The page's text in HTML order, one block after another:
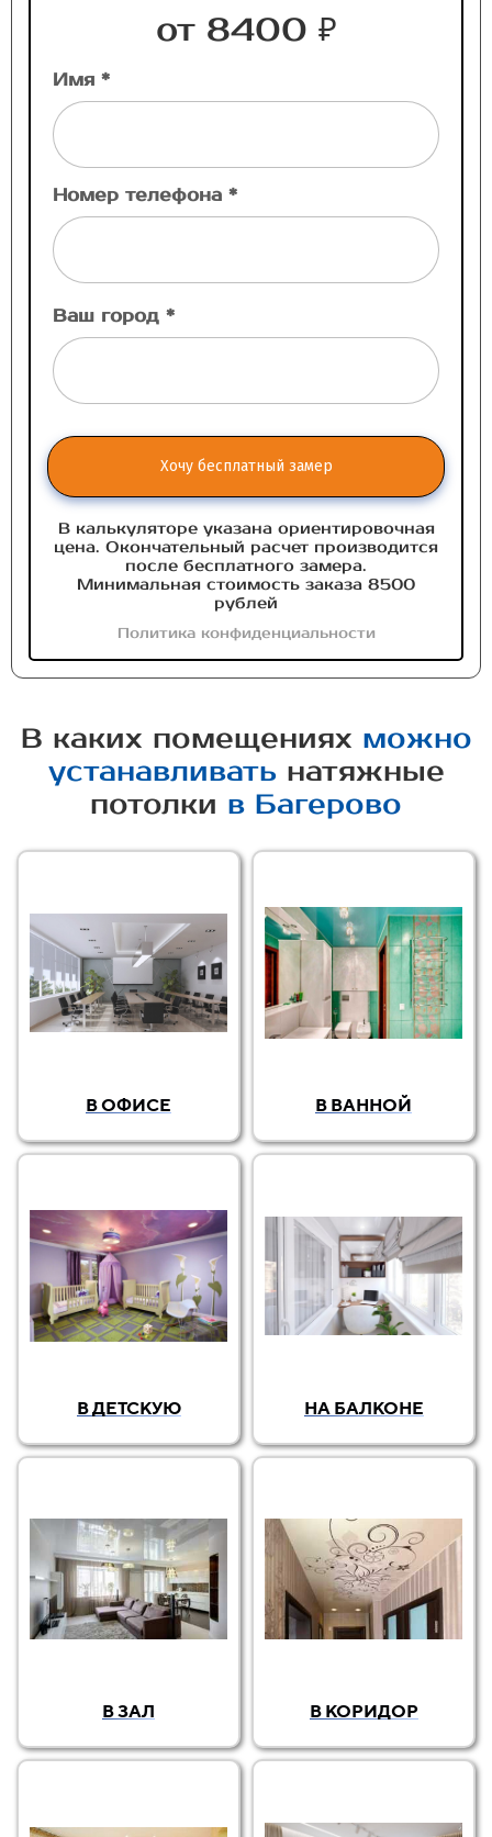
от 8400 ₽
Имя *
Номер телефона *
Ваш город *
Хочу бесплатный замер
В калькуляторе указана ориентировочная
цена. Окончательный расчет производится
после бесплатного замера.
Минимальная стоимость заказа 8500
рублей
Политика конфиденциальности
В каких помещениях можно
устанавливать натяжные
потолки в Багерово
В ОФИСЕ В ВАННОЙ
В ДЕТСКУЮ НА БАЛКОНЕ
В ЗАЛ В КОРИДОР